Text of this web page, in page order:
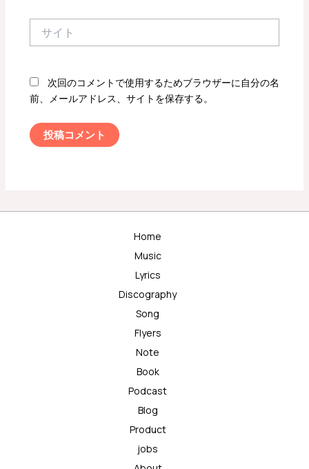
次回のコメントで使用するためブラウザーに自分の名
前、メールアドレス、サイトを保存する。
Home
Music
Lyrics
Discography
Song
Flyers
Note
Book
Podcast
Blog
Product
jobs